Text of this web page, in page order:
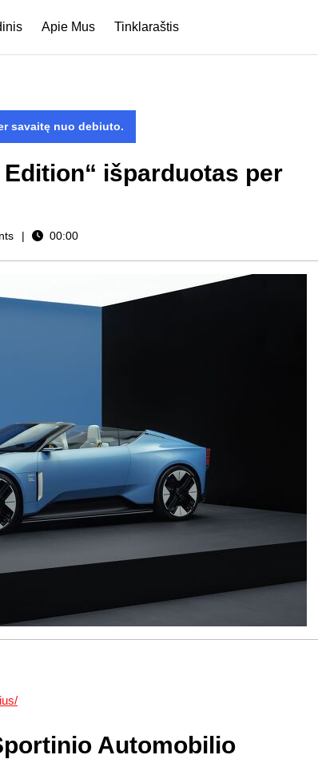
Apie Mus Tinklaraštis
savaitę nuo debiuto.
išparduotas per
00:00
Automobilio